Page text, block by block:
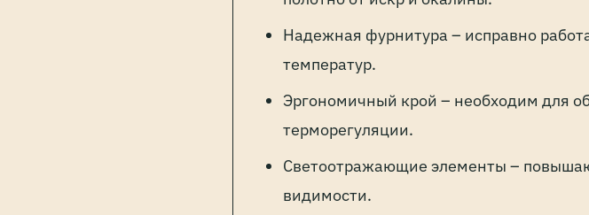
Надежная фурнитура – исправно
температур.
Эргономичный крой – необходим для
терморегуляции.
Светоотражающие элементы –
видимости.